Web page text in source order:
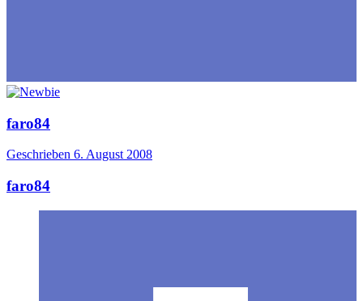
faro84
Geschrieben 6. August 2008
faro84